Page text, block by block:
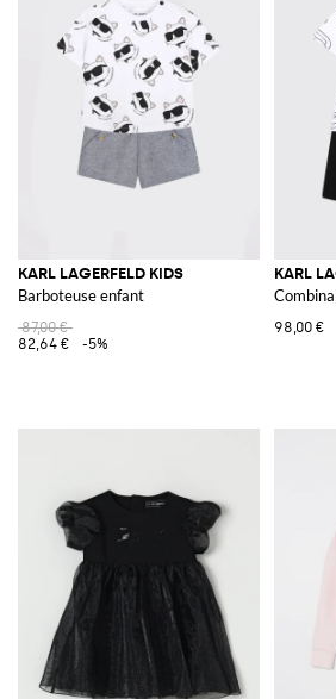
KARL LAGERFELD KIDS
Barboteuse enfant
87,00 €
82,64 €
-5%
KARL
98,00 €